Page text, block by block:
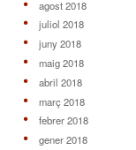
agost 2018
juliol 2018
juny 2018
maig 2018
abril 2018
març 2018
febrer 2018
gener 2018